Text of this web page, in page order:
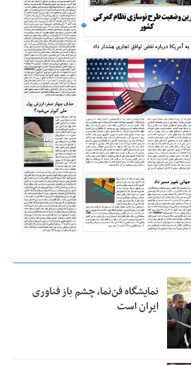
نمایشگاه فن‌نما، چشم باز فناوری
ایران است